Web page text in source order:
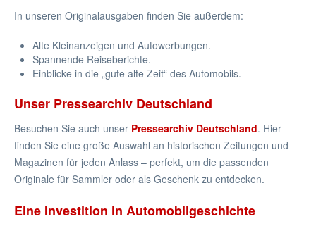
In unseren Originalausgaben finden Sie außerdem:
Alte Kleinanzeigen und Autowerbungen.
Spannende Reiseberichte.
Einblicke in die „gute alte Zeit“ des Automobils.
Unser Pressearchiv Deutschland
Besuchen Sie auch unser Pressearchiv Deutschland. Hier
finden Sie eine große Auswahl an historischen Zeitungen und
Magazinen für jeden Anlass – perfekt, um die passenden
Originale für Sammler oder als Geschenk zu entdecken.
Eine Investition in Automobilgeschichte